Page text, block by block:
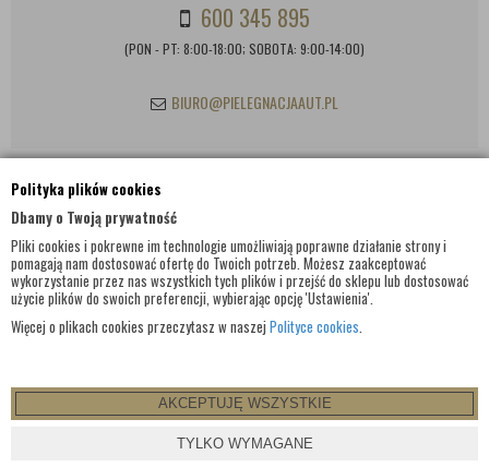
Polityka plików cookies
Dbamy o Twoją prywatność
Pliki cookies i pokrewne im technologie umożliwiają poprawne działanie strony i
pomagają nam dostosować ofertę do Twoich potrzeb. Możesz zaakceptować
wykorzystanie przez nas wszystkich tych plików i przejść do sklepu lub dostosować
użycie plików do swoich preferencji, wybierając opcję 'Ustawienia'.
Więcej o plikach cookies przeczytasz w naszej Polityce cookies.
AKCEPTUJĘ WSZYSTKIE
TYLKO WYMAGANE
600 345 895
(PON - PT: 8:00-18:00; SOBOTA: 9:00-14:00)
BIURO@PIELEGNACJAAUT.PL
INFORMACJE KONTAKTOWE
© WSZELKIE PRAWA ZASTRZEŻONE 2017 |PIELEGNACJAAUT.PL